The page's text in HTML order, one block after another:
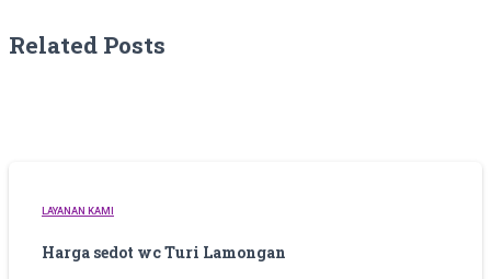
Related Posts
LAYANAN KAMI
Harga sedot wc Turi Lamongan